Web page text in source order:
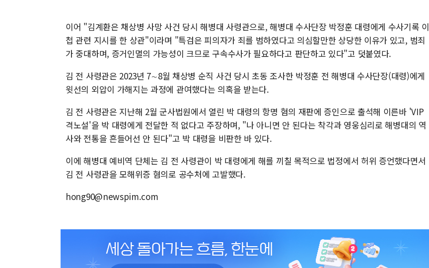
이어 "김계환은 채상병 사망 사건 당시 해병대 사령관으로, 해병대 수사단장 박정훈 대령에게 수사기록 이
첩 관련 지시를 한 상관"이라며 "특검은 피의자가 죄를 범하였다고 의심할만한 상당한 이유가 있고, 범죄
가 중대하며, 증거인멸의 가능성이 크므로 구속수사가 필요하다고 판단하고 있다"고 덧붙였다.
김 전 사령관은 2023년 7∼8월 채상병 순직 사건 당시 초동 조사한 박정훈 전 해병대 수사단장(대령)에게
윗선의 외압이 가해지는 과정에 관여했다는 의혹을 받는다.
김 전 사령관은 지난해 2월 군사법원에서 열린 박 대령의 항명 혐의 재판에 증인으로 출석해 이른바 'VIP
격노설'을 박 대령에게 전달한 적 없다고 주장하며, "나 아니면 안 된다는 착각과 영웅심리로 해병대의 역
사와 전통을 흔들어선 안 된다"고 박 대령을 비판한 바 있다.
이에 해병대 예비역 단체는 김 전 사령관이 박 대령에게 해를 끼칠 목적으로 법정에서 허위 증언했다면서
김 전 사령관을 모해위증 혐의로 공수처에 고발했다.
hong90@newspim.com